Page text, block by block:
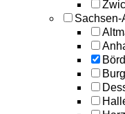
Sachsen-